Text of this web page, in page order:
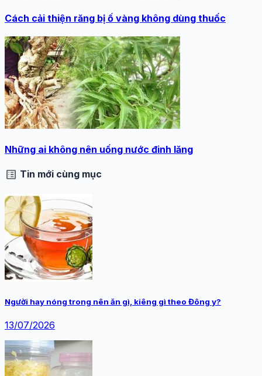
Cách cải thiện răng bị ố vàng không dùng thuốc
Những ai không nên uống nước đinh lăng
list_alt Tin mới cùng mục
Người hay nóng trong nên ăn gì, kiêng gì theo Đông y?
13/07/2026